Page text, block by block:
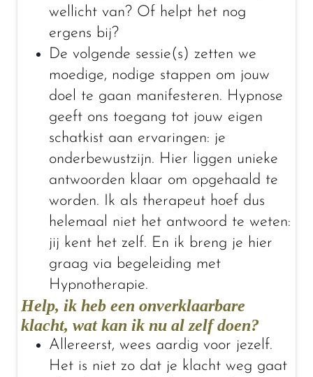
wellicht van? Of helpt het nog
ergens bij?
De volgende sessie(s) zetten we
moedige, nodige stappen om jouw
doel te gaan manifesteren. Hypnose
geeft ons toegang tot jouw eigen
schatkist aan ervaringen: je
onderbewustzijn. Hier liggen unieke
antwoorden klaar om opgehaald te
worden. Ik als therapeut hoef dus
helemaal niet het antwoord te weten:
jij kent het zelf. En ik breng je hier
graag via begeleiding met
Hypnotherapie.
Help, ik heb een onverklaarbare
klacht, wat kan ik nu al zelf doen?
Allereerst, wees aardig voor jezelf.
Het is niet zo dat je klacht weg gaat